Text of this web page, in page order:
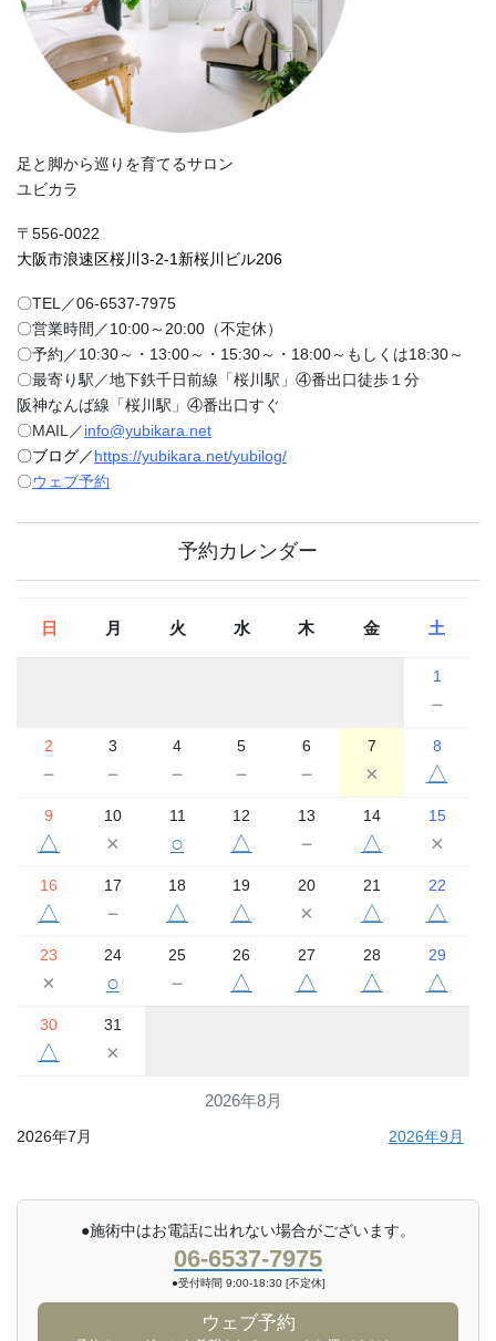
足と脚から巡りを育てるサロン
ユビカラ
〒556-0022
大阪市浪速区桜川3-2-1新桜川ビル206
〇TEL／06-6537-7975
〇営業時間／10:00～20:00（不定休）
〇予約／10:30～・13:00～・15:30～・18:00～もしくは18:30～
〇最寄り駅／地下鉄千日前線「桜川駅」④番出口徒歩１分
阪神なんば線「桜川駅」④番出口すぐ
〇MAIL／info@yubikara.net
〇ブログ／https://yubikara.net/yubilog/
〇ウェブ予約
予約カレンダー
2026年8月
日 月 火 水 木 金 土
1
－
2
－
3
－
4
－
5
－
6
－
7
×
8
△
9
△
10
×
11
○
12
△
13
－
14
△
15
×
16
△
17
－
18
△
19
△
20
×
21
△
22
△
23
×
24
○
25
－
26
△
27
△
28
△
29
△
30
△
31
×
2026年7月 2026年9月
●施術中はお電話に出れない場合がございます。
06-6537-7975
●受付時間 9:00-18:30 [不定休]
ウェブ予約